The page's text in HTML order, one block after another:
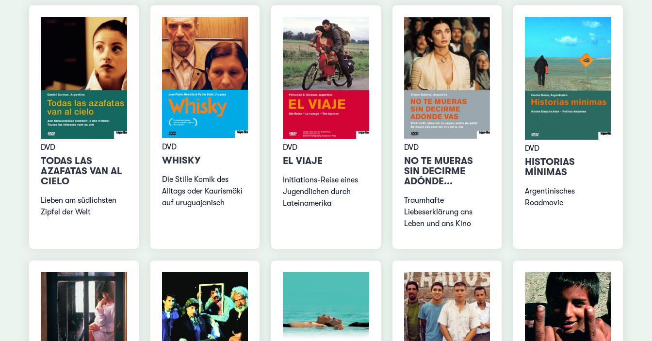
DVD
TODAS LAS
AZAFATAS VAN AL
CIELO
Lieben am südlichsten
Zipfel der Welt
DVD
WHISKY
Die Stille Komik des
Alltags oder Kaurismäki
auf uruguajanisch
DVD
EL VIAJE
Initiations-Reise eines
Jugendlichen durch
Lateinamerika
DVD
NO TE MUERAS
SIN DECIRME
ADÓNDE...
Traumhafte
Liebeserklärung ans
Leben und ans Kino
DVD
HISTORIAS
MÍNIMAS
Argentinisches
Roadmovie